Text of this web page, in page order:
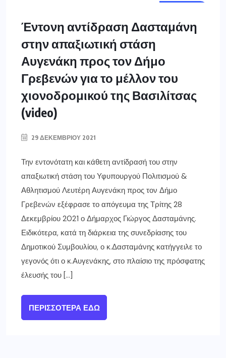
Έντονη αντίδραση Δασταμάνη
στην απαξιωτική στάση
Αυγενάκη προς τον Δήμο
Γρεβενών για το μέλλον του
χιονοδρομικού της Βασιλίτσας
(video)
29 ΔΕΚΕΜΒΡΊΟΥ 2021
Την εντονότατη και κάθετη αντίδρασή του στην
απαξιωτική στάση του Υφυπουργού Πολιτισμού &
Αθλητισμού Λευτέρη Αυγενάκη προς τον Δήμο
Γρεβενών εξέφρασε το απόγευμα της Τρίτης 28
Δεκεμβρίου 2021 ο Δήμαρχος Γιώργος Δασταμάνης.
Ειδικότερα, κατά τη διάρκεια της συνεδρίασης του
Δημοτικού Συμβουλίου, ο κ.Δασταμάνης κατήγγειλε το
γεγονός ότι ο κ.Αυγενάκης, στο πλαίσιο της πρόσφατης
έλευσής του […]
ΠΕΡΙΣΣΌΤΕΡΑ ΕΔΏ